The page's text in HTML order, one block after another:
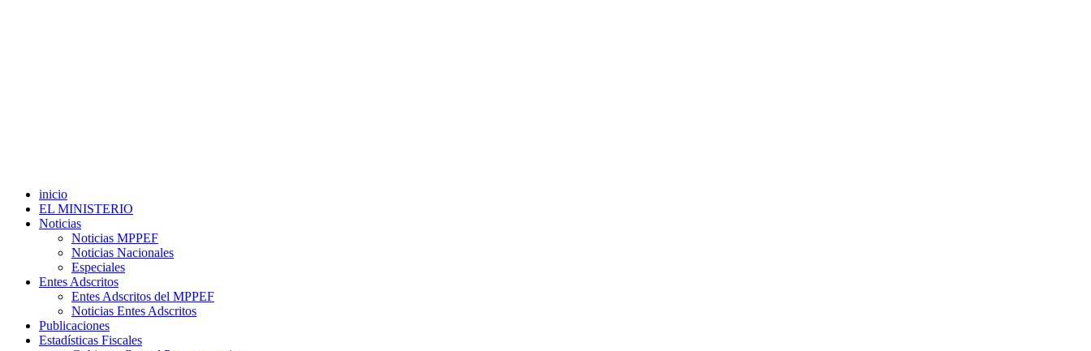
inicio
EL MINISTERIO
Noticias
Noticias MPPEF
Noticias Nacionales
Especiales
Entes Adscritos
Entes Adscritos del MPPEF
Noticias Entes Adscritos
Publicaciones
Estadísticas Fiscales